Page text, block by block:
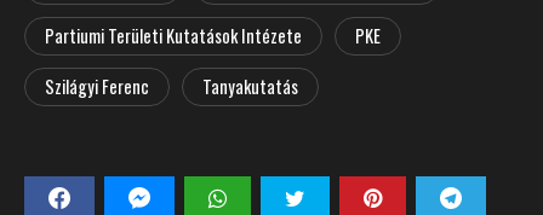
Partiumi Területi Kutatások Intézete
PKE
Szilágyi Ferenc
Tanyakutatás